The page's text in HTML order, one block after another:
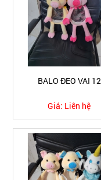
BALO ĐEO VAI 12
Giá: Liên hệ